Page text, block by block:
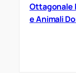
Ottagonale
e Animali